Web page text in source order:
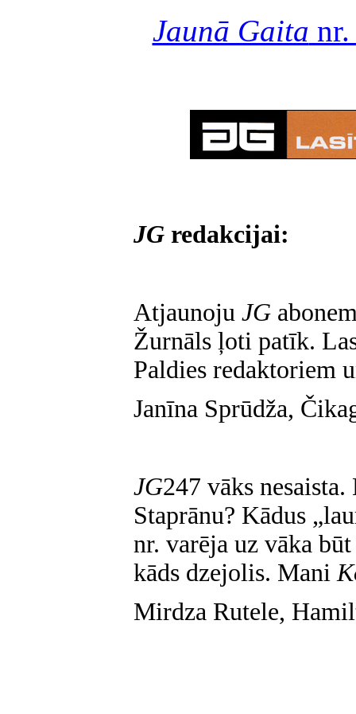
Jaunā Gaita
JG redakcijai:
Atjaunoju JG
Žurnāls ļoti patīk.
Paldies redaktoriem
Janīna Sprūdža,
JG247 vāks
Staprānu? Kādus
nr. varēja uz vāka
kāds dzejolis. Mani
Mirdza Rutele,